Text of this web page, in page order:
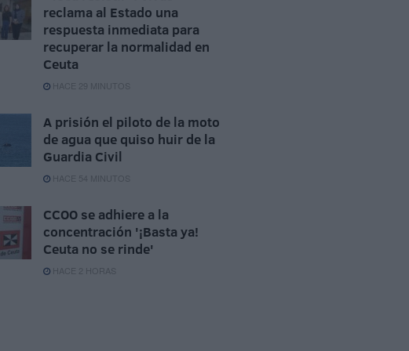
reclama al Estado una
respuesta inmediata para
recuperar la normalidad en
Ceuta
HACE 29 MINUTOS
A prisión el piloto de la moto
de agua que quiso huir de la
Guardia Civil
HACE 54 MINUTOS
CCOO se adhiere a la
concentración '¡Basta ya!
Ceuta no se rinde'
HACE 2 HORAS